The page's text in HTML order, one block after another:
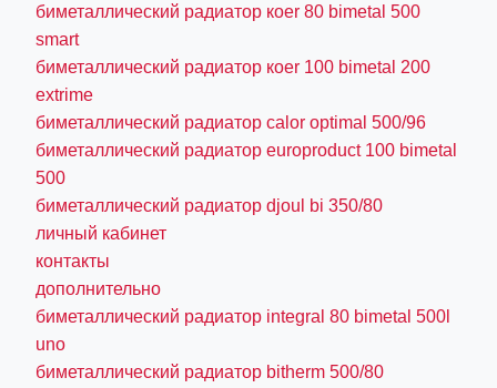
биметаллический радиатор коеr 80 bimetal 500
smart
биметаллический радиатор коеr 100 bimetal 200
extrime
биметаллический радиатор calor optimal 500/96
биметаллический радиатор europroduct 100 bimetal
500
биметаллический радиатор djoul bi 350/80
личный кабинет
контакты
дополнительно
биметаллический радиатор integral 80 bimetal 500l
uno
биметаллический радиатор bitherm 500/80